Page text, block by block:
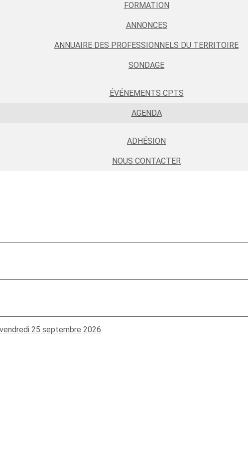
FORMATION
ANNONCES
ANNUAIRE DES PROFESSIONNELS DU TERRITOIRE
SONDAGE
ÉVÉNEMENTS CPTS
AGENDA
ADHÉSION
NOUS CONTACTER
25 septembre 2026